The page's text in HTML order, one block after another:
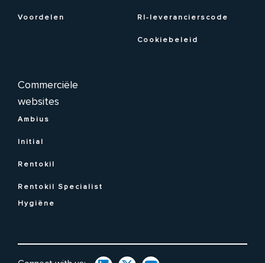
Voordelen
Commerciële
websites
Ambius
Initial
Rentokil
Rentokil Specialist
Hygiëne
RI-leverancierscode
Cookiebeleid